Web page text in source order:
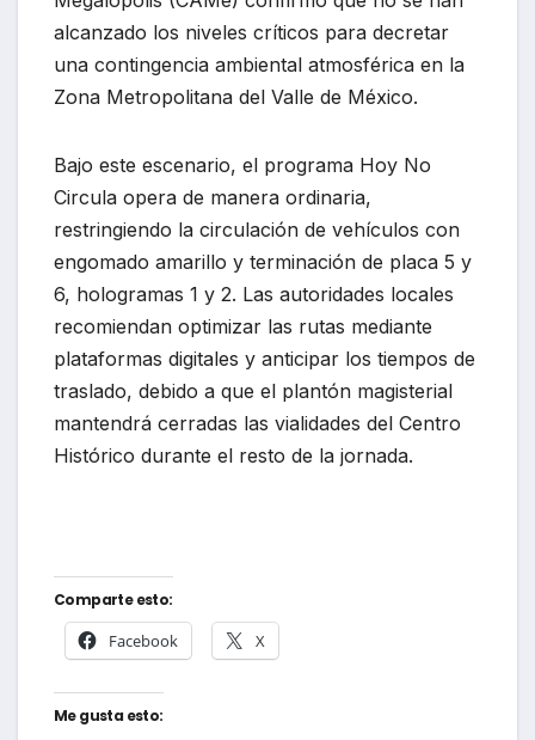
alcanzado los niveles críticos para decretar
una contingencia ambiental atmosférica en la
Zona Metropolitana del Valle de México.
Bajo este escenario, el programa Hoy No
Circula opera de manera ordinaria,
restringiendo la circulación de vehículos con
engomado amarillo y terminación de placa 5 y
6, hologramas 1 y 2. Las autoridades locales
recomiendan optimizar las rutas mediante
plataformas digitales y anticipar los tiempos de
traslado, debido a que el plantón magisterial
mantendrá cerradas las vialidades del Centro
Histórico durante el resto de la jornada.
Comparte esto:
Facebook X
Me gusta esto: